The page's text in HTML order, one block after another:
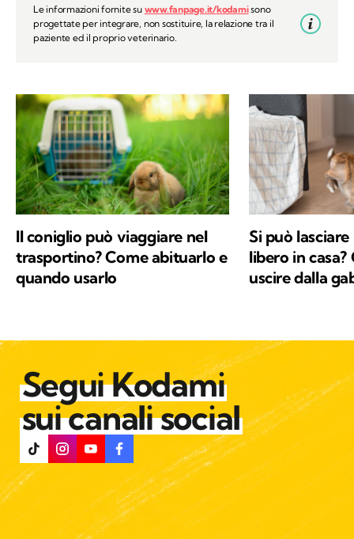
Le informazioni fornite su www.fanpage.it/kodamisono
progettate per integrare, non sostituire, la relazione tra il
paziente ed il proprio veterinario.
Il coniglio può viaggiare nel
trasportino? Come abituarlo e
quando usarlo
Si può
libero in
uscire dalla
Segui Kodami
sui canali social